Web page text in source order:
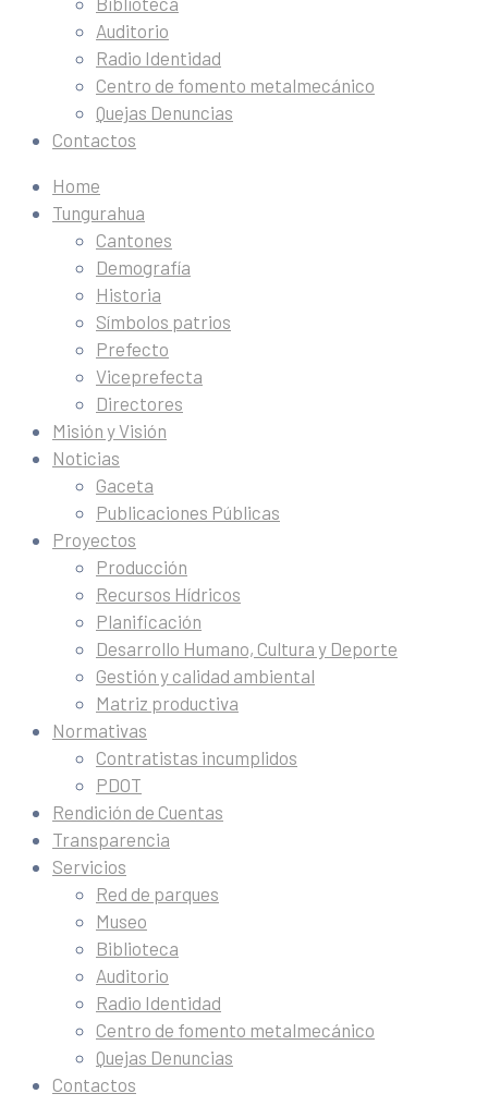
Auditorio
Radio Identidad
Centro de fomento metalmecánico
Quejas Denuncias
Contactos
Home
Tungurahua
Cantones
Demografía
Historia
Símbolos patrios
Prefecto
Viceprefecta
Directores
Misión y Visión
Noticias
Gaceta
Publicaciones Públicas
Proyectos
Producción
Recursos Hídricos
Planificación
Desarrollo Humano, Cultura y Deporte
Gestión y calidad ambiental
Matriz productiva
Normativas
Contratistas incumplidos
PDOT
Rendición de Cuentas
Transparencia
Servicios
Red de parques
Museo
Biblioteca
Auditorio
Radio Identidad
Centro de fomento metalmecánico
Quejas Denuncias
Contactos